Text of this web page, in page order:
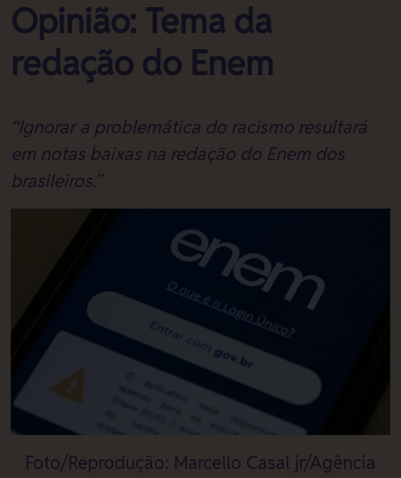
Opinião: Tema da
redação do Enem
“Ignorar a problemática do racismo resultará
em notas baixas na redação do Enem dos
brasileiros.”
Foto/Reprodução: Marcello Casal jr/Agência